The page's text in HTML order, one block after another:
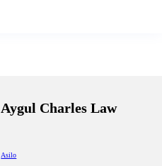
Aygul Charles Law
Asilo